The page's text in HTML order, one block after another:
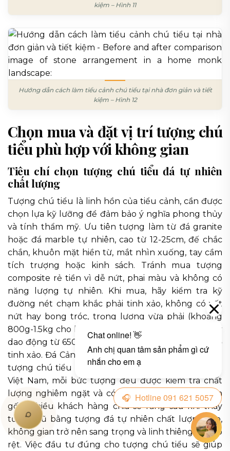
kiệm – Hình 11
Hướng dẫn cách làm tiểu cảnh chú tiểu tại nhà đơn giản và tiết
kiệm – Hình 12
Chọn mua và đặt vị trí tượng chú
tiểu phù hợp với không gian
Tiêu chí chọn tượng chú tiểu đá tự nhiên
chất lượng
Tượng chú tiểu là linh hồn của tiểu cảnh, cần được
chọn lựa kỹ lưỡng để đảm bảo ý nghĩa phong thủy
và tính thẩm mỹ. Ưu tiên tượng làm từ đá granite
hoặc đá marble tự nhiên, cao từ 12-25cm, đế chắc
chắn, khuôn mặt hiền từ, mắt nhìn xuống, tay cầm
tích trượng hoặc kinh sách. Tránh mua tượng
composite rẻ tiền vì dễ nứt, phai màu và không có
năng lượng tự nhiên. Khi mua, hãy kiểm tra kỹ
đường nét chạm khắc phải tinh xảo, không có vết
nứt hay bong tróc, trọng lượng vừa phải (khoảng
800g-1.5kg cho kích thước 20cm). Giá thành hợp lý
dao động từ 650.000 – 2.200.000 đồng tùy mức độ
tinh xảo. Đá Cảnh Thiên An cung cấp đa dạng mẫu
tượng chú tiểu điêu khắc thủ công từ đá tự nhiên
Việt Nam, mỗi bức tượng đều được kiểm tra chất
lượng nghiêm ngặt và có giấy chứng nhận nguồn
gốc. Nhiều khách hàng chia sẻ rằng sau khi thay
tượng cũ bằng tượng đá tự nhiên chất lượng cao,
không gian trở nên sang trọng và linh thiêng hơn rõ
rệt. Việc đầu tư đúng cho tượng chú tiểu sẽ giúp